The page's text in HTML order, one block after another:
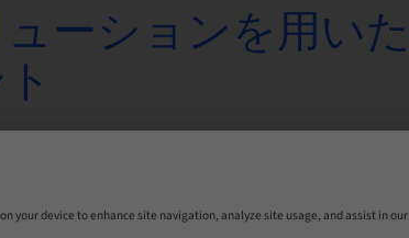
ーションを用いた
your device to enhance site navigation, analyze site usage, and assist in our